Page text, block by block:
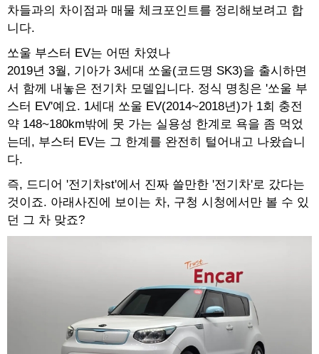
차들과의 차이점과 매물 체크포인트를 정리해보려고 합
니다.
쏘울 부스터 EV는 어떤 차였나
2019년 3월, 기아가 3세대 쏘울(코드명 SK3)을 출시하면
서 함께 내놓은 전기차 모델입니다. 정식 명칭은 '쏘울 부
스터 EV'예요. 1세대 쏘울 EV(2014~2018년)가 1회 충전
약 148~180km밖에 못 가는 실용성 한계로 욕을 좀 먹었
는데, 부스터 EV는 그 한계를 완전히 털어내고 나왔습니
다.
즉, 드디어 '전기차st'에서 진짜 쓸만한 '전기차'로 갔다는
것이죠. 아래사진에 보이는 차, 구청 시청에서만 볼 수 있
던 그 차 맞죠?